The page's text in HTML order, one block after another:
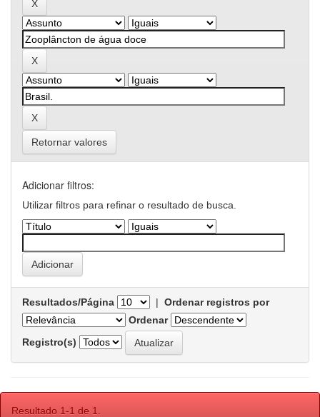
Retornar valores
Adicionar filtros:
Utilizar filtros para refinar o resultado de busca.
Resultados/Página | Ordenar registros por
Ordenar
Registro(s)
Resultado 1-1 de 1.